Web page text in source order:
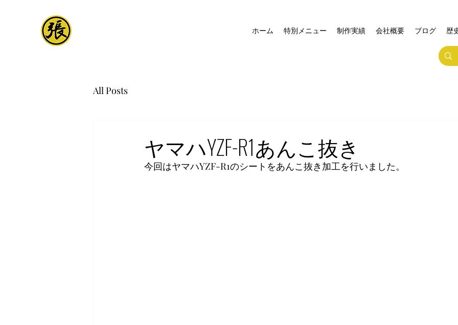
ホーム 特別メニュー 制作実績 会社概要 ブログ 歴
All Posts
ヤマハYZF-R1あんこ抜き
今回はヤマハYZF-R1のシートをあんこ抜き加工を行いました。